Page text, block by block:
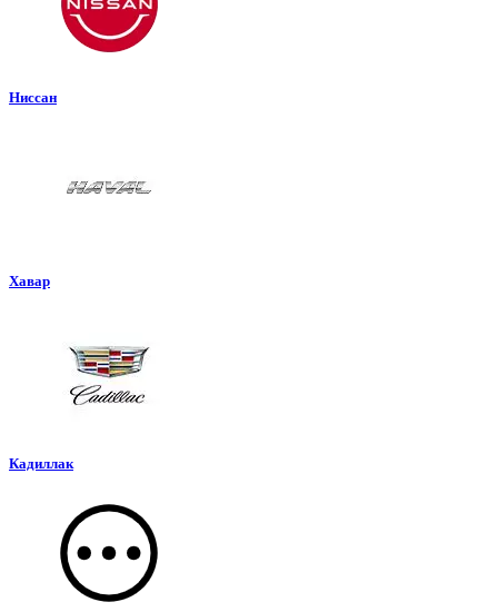
Ниссан
Хавар
Кадиллак